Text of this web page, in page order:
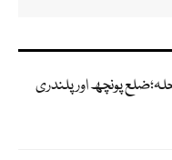
پونچھ اور پلندری